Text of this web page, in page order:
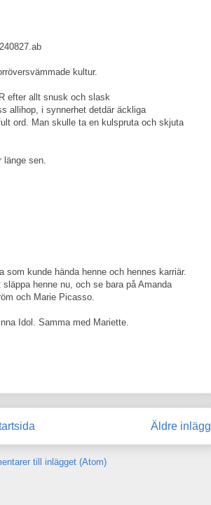
kultur.
efter allt snusk och slask
allihop, i synnerhet detdär äckliga
ord. Man skulle ta en kulspruta och skjuta
länge sen.
kunde hända henne och hennes karriär.
henne nu, och se bara på Amanda
och Marie Picasso.
Idol. Samma med Mariette.
Äldre inlägg
till inlägget (Atom)